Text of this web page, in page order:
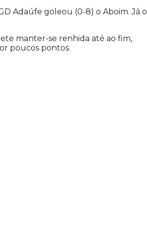
Adaúfe goleou (0-8) o Aboim. Já o
manter-se renhida até ao fim,
poucos pontos.